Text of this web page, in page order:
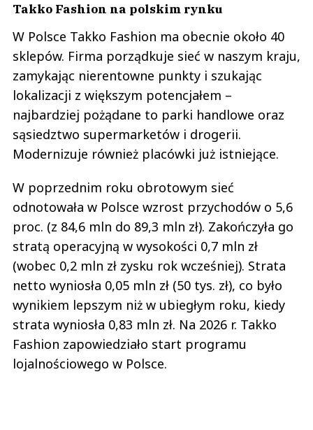
Takko Fashion na polskim rynku
W Polsce Takko Fashion ma obecnie około 40
sklepów. Firma porządkuje sieć w naszym kraju,
zamykając nierentowne punkty i szukając
lokalizacji z większym potencjałem –
najbardziej pożądane to parki handlowe oraz
sąsiedztwo supermarketów i drogerii.
Modernizuje również placówki już istniejące.
W poprzednim roku obrotowym sieć
odnotowała w Polsce wzrost przychodów o 5,6
proc. (z 84,6 mln do 89,3 mln zł). Zakończyła go
stratą operacyjną w wysokości 0,7 mln zł
(wobec 0,2 mln zł zysku rok wcześniej). Strata
netto wyniosła 0,05 mln zł (50 tys. zł), co było
wynikiem lepszym niż w ubiegłym roku, kiedy
strata wyniosła 0,83 mln zł. Na 2026 r. Takko
Fashion zapowiedziało start programu
lojalnościowego w Polsce.